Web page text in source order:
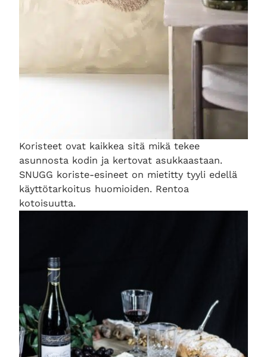
Koristeet ovat kaikkea sitä mikä tekee
asunnosta kodin ja kertovat asukkaastaan.
SNUGG koriste-esineet on mietitty tyyli edellä
käyttötarkoitus huomioiden. Rentoa
kotoisuutta.